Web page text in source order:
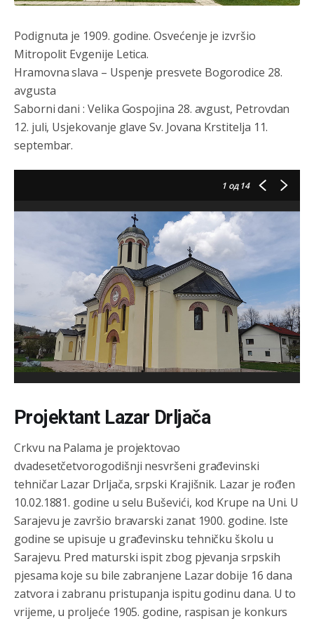
Podignuta je 1909. godine. Osvećenje je izvršio
Mitropolit Evgenije Letica.
Hramovna slava – Uspenje presvete Bogorodice 28.
avgusta
Saborni dani : Velika Gospojina 28. avgust, Petrovdan
12. juli, Usjekovanje glave Sv. Jovana Krstitelja 11.
septembar.
1од 14
Projektant Lazar Drljača
Crkvu na Palama je projektovao
dvadesetčetvorogodišnji nesvršeni građevinski
tehničar Lazar Drljača, srpski Krajišnik. Lazar je rođen
10.02.1881. godine u selu Buševići, kod Krupe na Uni. U
Sarajevu je završio bravarski zanat 1900. godine. Iste
godine se upisuje u građevinsku tehničku školu u
Sarajevu. Pred maturski ispit zbog pjevanja srpskih
pjesama koje su bile zabranjene Lazar dobije 16 dana
zatvora i zabranu pristupanja ispitu godinu dana. U to
vrijeme, u proljeće 1905. godine, raspisan je konkurs